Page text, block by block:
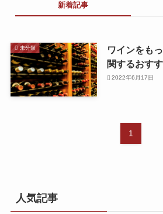
新着記事
未分類
ワインをも
関するおす
2022年6月17日
1
人気記事